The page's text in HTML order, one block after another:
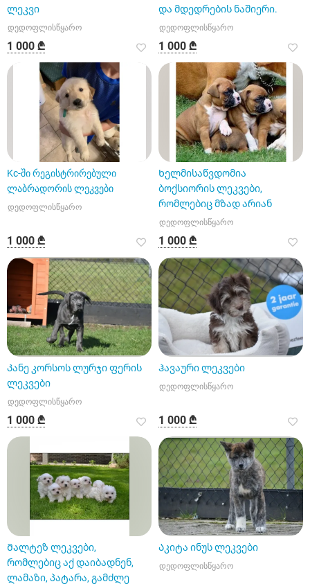
ლეკვი
დედოფლისწყარო
1 000 ₾
და მდედრების ნაშიერი.
დედოფლისწყარო
1 000 ₾
Kc-ში რეგისტრირებული
ლაბრადორის ლეკვები
დედოფლისწყარო
1 000 ₾
Ხელმისაწვდომია
ბოქსიორის ლეკვები,
რომლებიც მზად არიან
დედოფლისწყარო
1 000 ₾
Კანე კორსოს ლურჯი ფერის
ლეკვები
დედოფლისწყარო
1 000 ₾
Ჰავაური ლეკვები
დედოფლისწყარო
1 000 ₾
Მალტეზ ლეკვები,
რომლებიც აქ დაიბადნენ,
ლამაზი, პატარა, გამძლე
Აკიტა ინუს ლეკვები
დედოფლისწყარო